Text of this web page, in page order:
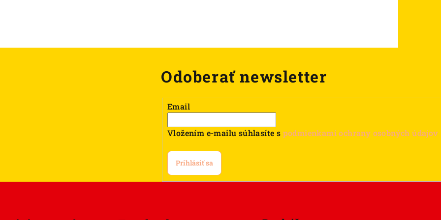
Odoberať newsletter
Email
Vložením e-mailu súhlasíte s podmienkami ochrany osobných údajov
Prihlásiť sa